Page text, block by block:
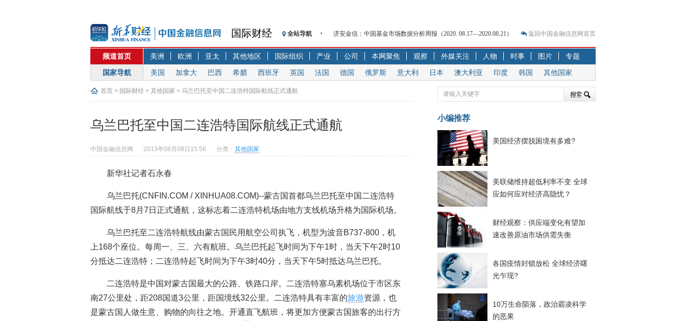
国际财经 全站导航
记者手记：疫情下的香港零售业如何浴火重生？
【见·闻】疫情下一家香港传统零售商的转型突围之旅
济安金信：中国基金市场数据分析周报（2020. 07.27—2020.07.31）
【新华财经调查】同业存单、结构性存款玩起“跷跷板” 结构性失衡藏
央行公开市场净投放300亿元 短端资金利率明显下行
基本面及股市双轮冲击 债市回调十年期债表现最弱
沥青期货连续两日涨逾3% 沪银及两粕涨势喜人
恒生聚源：北斗收官之星发射成功，全产业链解析
济安金信：中国基金市场数据分析周报（2020. 08.17—2020.08.21）
返回中国金融信息网首页
频道首页 美洲 欧洲 亚太 其他地区 国际组织 产业 公司 本网聚焦 观察 外媒关注 人物 时事 图片
专题
国家导航
美国 加拿大 巴西 希腊 西班牙 英国 法国 德国 俄罗斯 意大利 日本 澳大利亚 印度 韩国 其他国家
首页 > 国际财经 > 其他国家 > 乌兰巴托至中国二连浩特国际航线正式通航
乌兰巴托至中国二连浩特国际航线正式通航
中国金融信息网 2013年08月08日15:56 分类： 其他国家
新华社记者石永春
乌兰巴托(CNFIN.COM / XINHUA08.COM)--蒙古国首都乌兰巴托至中国二连浩特
国际航线于8月7日正式通航，这标志着二连浩特机场由地方支线机场升格为国际机场。
乌兰巴托至二连浩特航线由蒙古国民用航空公司执飞，机型为波音B737-800，机
上168个座位。每周一、三、六有航班。乌兰巴托起飞时间为下午1时，当天下午2时10
分抵达二连浩特；二连浩特起飞时间为下午3时40分，当天下午5时抵达乌兰巴托。
二连浩特是中国对蒙古国最大的公路、铁路口岸。二连浩特塞乌素机场位于市区东
南27公里处，距208国道3公里，距国境线32公里。二连浩特具有丰富的旅游资源，也
是蒙古国人做生意、购物的向往之地。开通直飞航班，将更加方便蒙古国旅客的出行方
小编推荐
美国经济摆脱困境有多难?
美联储维持超低利率不变 全球
应如何应对经济高隐忧？
财经观察：供应端变化有望加
速改善原油市场供需失衡
各国疫情封锁放松 全球经济曙
光乍现?
10万生命陨落，政治霸凌科学
的恶果